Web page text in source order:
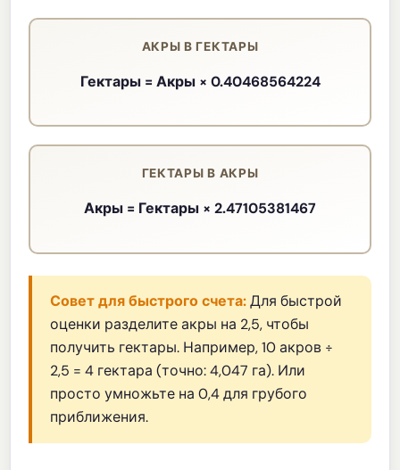
АКРЫ В ГЕКТАРЫ
Гектары = Акры × 0.40468564224
ГЕКТАРЫ В АКРЫ
Акры = Гектары × 2.47105381467
Совет для быстрого счета:Для быстрой
оценки разделите акры на 2,5, чтобы
получить гектары. Например, 10 акров ÷
2,5 = 4 гектара (точно: 4,047 га). Или
просто умножьте на 0,4 для грубого
приближения.